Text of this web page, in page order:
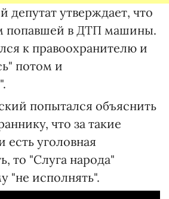
депутат утверждает, что
попавшей в ДТП машины.
к правоохранителю и
потом и
попытался объяснить
что за такие
есть уголовная
то "Слуга народа"
"не исполнять".